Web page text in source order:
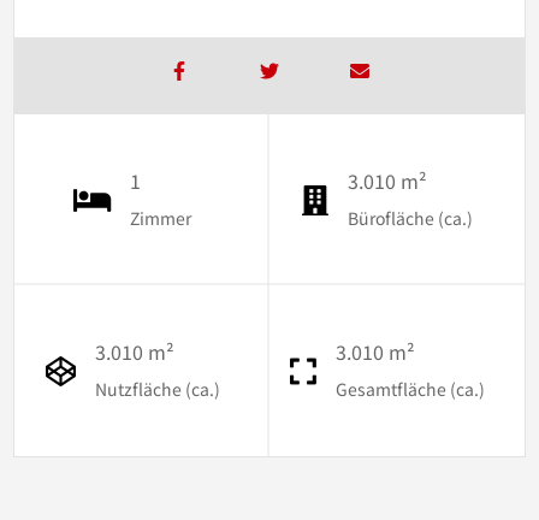
1
Zimmer
3.010 m²
Bürofläche (ca.)
3.010 m²
Nutzfläche (ca.)
3.010 m²
Gesamtfläche (ca.)